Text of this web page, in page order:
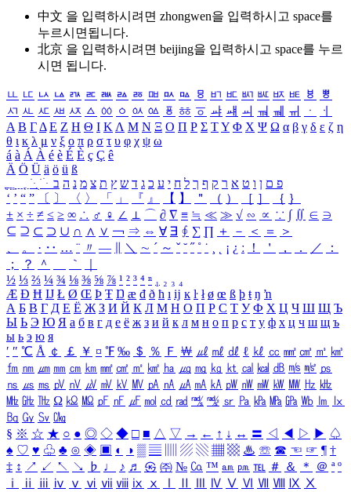
中文 을 입력하시려면 zhongwen을 입력하시고 space를
누르시면됩니다.
北京 을 입력하시려면 beijing을 입력하시고 space를 누르
시면 됩니다.
ㅥ ㅦ ㅧ ㅨ ㅩ ㅪ ㅫ ㅬ ㅭ ㅮ ㅯ ㅰ ㅱ ㅲ ㅳ ㅴ ㅵ ㅶ ㅷ ㅸ
ㅹ
ㅺ ㅻ ㅼ ㅽ ㅾ ㅿ ㆀ ㆁ ㆂ ㆃ ㆄ ㆅ ㆆ ㆇ ㆈ ㆉ ㆊ ㆋ ㆌ ㆍ
ㆎ
Α Β ΓΔ Ε Ζ Η Θ Ι ΚΛ Μ Ν Ξ Ο Π Ρ Σ ΤΥ Φ Χ Ψ Ω α β γ δ ε ζ η
θ ι κ λ μ ν ξ ο π ρ σ τ υ φ χ ψ ω
á à Á À é è É È ç Ç ê
Ä Ö Ü ä ö ü ß
ִֶֹ ֻּ ׁׂ פ ם ן ו ט א ר ק ף ך ל ח י ע כ ג ד ש ץ ת צ מ נ ה ב
‘ ’ “ ” 〔 〕 〈 〉 「 」 『 』 【 】 ＂ （ ） ［ ］ ｛ ｝
± × ÷ ≠ ≤ ≥ ∞ ∴ ♂ ♀ ∠ ⊥ ⌒ ∂ ∇ ≡ ≒ ≪ ≫ √ ∽ ∝ ∵ ∫ ∬ ∈ ∋
⊆ ⊇ ⊂ ⊃ ∪ ∩ ∧ ∨ ￢ ⇒ ⇔ ∀ ∃ ∮ ∑ ∏ ＋ － ＜ ＝
＞
、
。 · ‥ … ¨ 〃 ― ＼ ∼ ´ ～ ˇ ˘ ˝ ˚ ˙ ¸ ¡ ¿ ː ！ ＇ ， ． ／
：
；
？ ＾ ｀
½ ⅓ ⅔ ¼ ¾ ⅛ ⅜ ⅝ ⅞ ¹ ² ³ ⁴ ⁿ ₁ ₂ ₃ ₄
Æ Ð Ħ Ĳ Ł Ø Œ Þ Ŧ Ŋ æ đ ð ħ ı ĳ ĸ ŀ ł ø œ ß þ ŧ ŋ ŉ
А Б В Г Д Е Ё Ж З И Й К Л М Н О П Р С Т У Ф Х Ц Ч Ш Щ Ъ
Ы Ь Э Ю Я а б в г д е ё ж з и й к л м н о п р с т у ф х ц ч ш щ ъ
ы ь э ю я
′ ″ ℃ Å ￠ ￡ ￥ ¤ ℉ ‰ ＄ ％ Ｆ ￦ ㎕ ㎖ ㎗ ℓ ㎘ ㏄ ㎣ ㎤ ㎥ ㎦
㎙ ㎚ ㎛ ㎜ ㎝ ㎞ ㎟ ㎠ ㎡ ㎢ ㏊ ㎍ ㎎ ㎏ ㏏ ㎈ ㎉ ㏈ ㎧ ㎨ ㎰
㎱ ㎲ ㎳ ㎴ ㎵ ㎶ ㎷ ㎸ ㎹ ㎀ ㎁ ㎂ ㎃ ㎄ ㎺ ㎻ ㎽ ㎾ ㎿ ㎐ ㎑
㎒ ㎓ ㎔ Ω ㏀ ㏁ ㎊ ㎋ ㎌ ㏖ ㏅ ㎭ ㎮ ㎯ ㏛ ㎩ ㎪ ㎫ ㎬ ㏝ ㏐
㏓
㏃ ㏉ ㏜ ㏆
§ ※ ☆ ★ ○ ● ◎ ◇ ◆ □ ■ △ ▽ → ← ↑ ↓ ↔ 〓 ◁ ◀ ▷ ▶ ♤
♠ ♡ ♥ ♧ ♣ ⊙ ◈ ▣ ◐ ◑ ▒ ▤ ▨ ▧ ▦ ▩ ♨ ☏ ☎ ☜ ☞ ¶ †
‡ ↕ ↗ ↙ ↖ ↘ ♭ ♩ ♪ ♬ ㉿ ㈜ № ㏇ ™ ㏂ ㏘ ℡ ＃ ＆ ＊ ＠ ª º
ⅰ
ⅱ ⅲ ⅳ ⅴ ⅵ ⅶ ⅷ ⅸ ⅹ Ⅳ Ⅴ Ⅵ Ⅶ Ⅷ Ⅸ Ⅹ